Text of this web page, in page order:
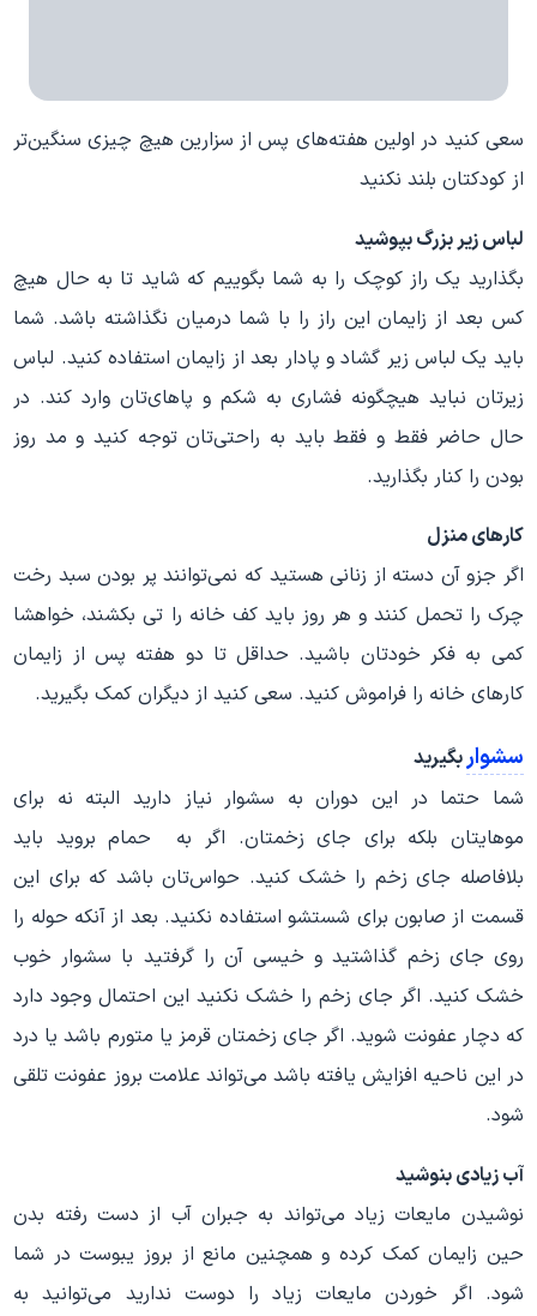
سعی کنید در اولین هفته‌های پس از سزارین هیچ چیزی سنگین‌تر
از کودکتان بلند نکنید
لباس زیر بزرگ بپوشید
بگذارید یک راز کوچک را به شما بگوییم که شاید تا به حال هیچ
کس بعد از زایمان این راز را با شما درمیان نگذاشته باشد. شما
باید یک لباس زیر گشاد و پادار بعد از زایمان استفاده کنید. لباس
زیرتان نباید هیچگونه فشاری به شکم و پاهای‌تان وارد کند. در
حال حاضر فقط و فقط باید به راحتی‌تان توجه کنید و مد روز
بودن را کنار بگذارید.
کارهای منزل
اگر جزو آن دسته از زنانی هستید که نمی‌توانند پر بودن سبد رخت
چرک را تحمل کنند و هر روز باید کف خانه را تی بکشند، خواهشا
کمی به فکر خودتان باشید. حداقل تا دو هفته پس از زایمان
کارهای خانه را فراموش کنید. سعی کنید از دیگران کمک بگیرید.
سشواربگیرید
شما حتما در این دوران به سشوار نیاز دارید البته نه برای
موهایتان بلکه برای جای زخمتان. اگر به حمام بروید باید
بلافاصله جای زخم را خشک کنید. حواس‌تان باشد که برای این
قسمت از صابون برای شستشو استفاده نکنید. بعد از آنکه حوله را
روی جای زخم گذاشتید و خیسی آن را گرفتید با سشوار خوب
خشک کنید. اگر جای زخم را خشک نکنید این احتمال وجود دارد
که دچار عفونت شوید. اگر جای زخمتان قرمز یا متورم باشد یا درد
در این ناحیه افزایش یافته باشد می‌تواند علامت بروز عفونت تلقی
شود.
آب زیادی بنوشید
نوشیدن مایعات زیاد می‌تواند به جبران آب از دست رفته بدن
حین زایمان کمک کرده و همچنین مانع از بروز یبوست در شما
شود. اگر خوردن مایعات زیاد را دوست ندارید می‌توانید به